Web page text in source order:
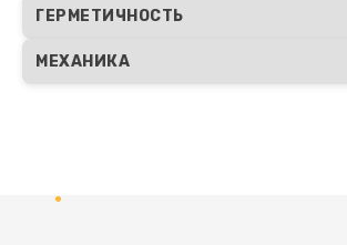
ГЕРМЕТИЧНОСТЬ
МЕХАНИКА